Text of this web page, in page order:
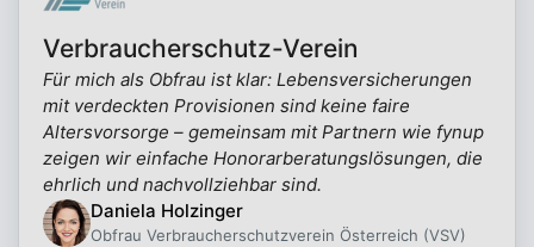
Verbraucherschutz-Verein
Für mich als Obfrau ist klar: Lebensversicherungen
mit verdeckten Provisionen sind keine faire
Altersvorsorge – gemeinsam mit Partnern wie fynup
zeigen wir einfache Honorarberatungslösungen, die
ehrlich und nachvollziehbar sind.
Daniela Holzinger
Obfrau Verbraucherschutzverein Österreich (VSV)